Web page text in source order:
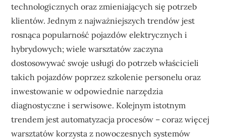
technologicznych oraz zmieniających się potrzeb
klientów. Jednym z najważniejszych trendów jest
rosnąca popularność pojazdów elektrycznych i
hybrydowych; wiele warsztatów zaczyna
dostosowywać swoje usługi do potrzeb właścicieli
takich pojazdów poprzez szkolenie personelu oraz
inwestowanie w odpowiednie narzędzia
diagnostyczne i serwisowe. Kolejnym istotnym
trendem jest automatyzacja procesów – coraz więcej
warsztatów korzysta z nowoczesnych systemów